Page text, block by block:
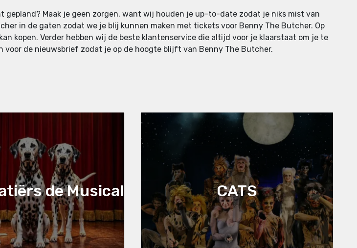
gepland? Maak je geen zorgen, want wij houden je up-to-date zodat je niks mist van
in de gaten zodat we je blij kunnen maken met tickets voor Benny The Butcher. Op
kopen. Verder hebben wij de beste klantenservice die altijd voor je klaarstaat om je te
de nieuwsbrief zodat je op de hoogte blijft van Benny The Butcher.
de Musical CATS